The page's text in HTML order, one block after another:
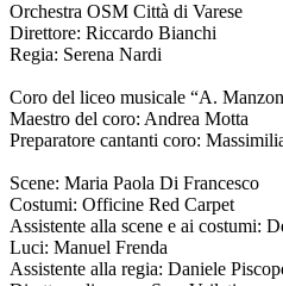
Orchestra OSM Città di Varese
Direttore: Riccardo Bianchi
Regia: Serena Nardi
Coro del liceo musicale “A.
Maestro del coro: Andrea Motta
Preparatore cantanti coro:
Scene: Maria Paola Di Francesco
Costumi: Officine Red Carpet
Assistente alla scene e ai costumi:
Luci: Manuel Frenda
Assistente alla regia: Daniele